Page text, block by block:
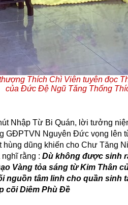
Thích Chì Viên tuyên đọc
của Đức Đệ Ngũ Tăng Thống
Nhập Từ Bi Quán, lời tưởng
GĐPTVN Nguyên Đức vọng lên
hùng dũng khiến cho Chư Tăng
nghĩ rằng :Dù không được sinh
Vàng tỏa sáng từ Kim Thân
nguồn tâm linh cho quần sinh
cõi Diêm Phù Đề